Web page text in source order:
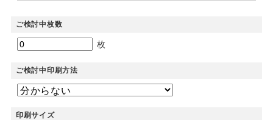
ご検討中枚数
枚
ご検討中印刷方法
印刷サイズ